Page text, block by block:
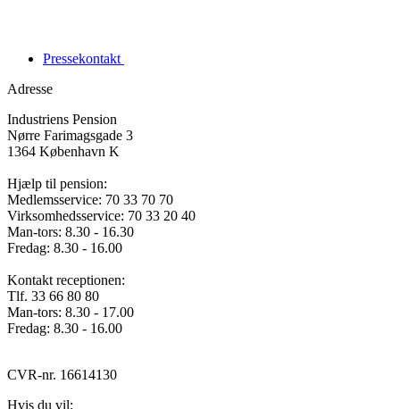
Pressekontakt
Adresse
Industriens Pension
Nørre Farimagsgade 3
1364 København K
Hjælp til pension:
Medlemsservice: 70 33 70 70
Virksomhedsservice: 70 33 20 40
Man-tors: 8.30 - 16.30
Fredag: 8.30 - 16.00
Kontakt receptionen:
Tlf. 33 66 80 80
Man-tors: 8.30 - 17.00
Fredag: 8.30 - 16.00
CVR-nr. 16614130
Hvis du vil: